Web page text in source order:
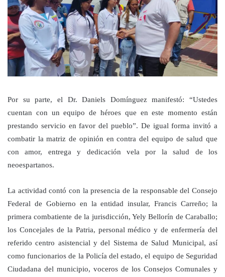
Por su parte, el Dr. Daniels Domínguez manifestó: “Ustedes
cuentan con un equipo de héroes que en este momento están
prestando servicio en favor del pueblo”. De igual forma invitó a
combatir la matriz de opinión en contra del equipo de salud que
con amor, entrega y dedicación vela por la salud de los
neoespartanos.
La actividad contó con la presencia de la responsable del Consejo
Federal de Gobierno en la entidad insular, Francis Carreño; la
primera combatiente de la jurisdicción, Yely Bellorín de Caraballo;
los Concejales de la Patria, personal médico y de enfermería del
referido centro asistencial y del Sistema de Salud Municipal, así
como funcionarios de la Policía del estado, el equipo de Seguridad
Ciudadana del municipio, voceros de los Consejos Comunales y